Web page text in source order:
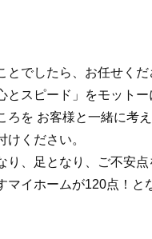
とでしたら、お任せくだ
とスピード」をモット
ろを お客様と一緒に考
けください。
り、足となり、ご不安
マイホームが120点！と